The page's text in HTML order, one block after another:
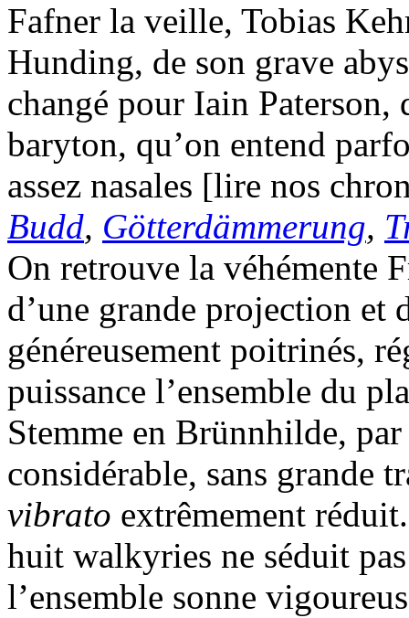
Fafner la veille, Tobias
Hunding, de son grave
changé pour Iain Paterson,
baryton, qu’on entend
assez nasales [lire nos
Budd, Götterdämmerung,
On retrouve la véhémente
d’une grande projection et
généreusement poitrinés,
puissance l’ensemble du
Stemme en Brünnhilde,
considérable, sans grande
vibrato extrêmement
huit walkyries ne séduit
l’ensemble sonne